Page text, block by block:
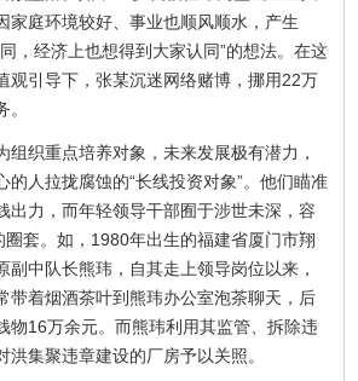
家庭环境较好、事业也顺风顺水，产生
，经济上也想得到大家认同”的想法。在这
观引导下，张某沉迷网络赌博，挪用22万
织重点培养对象，未来发展极有潜力，
的人拉拢腐蚀的“长线投资对象”。他们瞄准
出力，而年轻领导干部囿于涉世未深，容
圈套。如，1980年出生的福建省厦门市翔
副中队长熊玮，自其走上领导岗位以来，
带着烟酒茶叶到熊玮办公室泡茶聊天，后
物16万余元。而熊玮利用其监管、拆除违
洪集聚违章建设的厂房予以关照。